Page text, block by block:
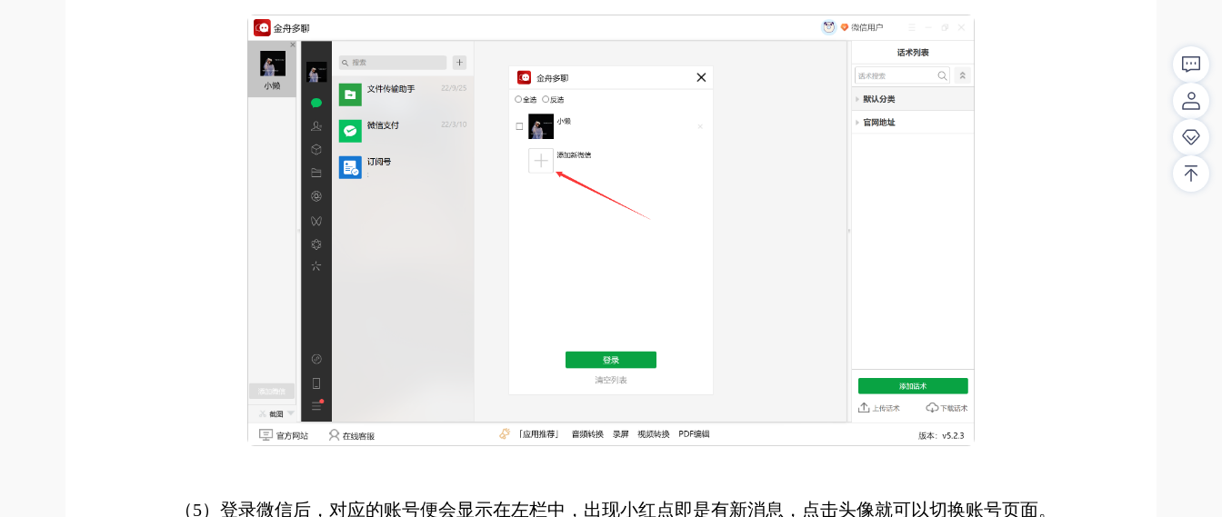
（5）登录微信后，对应的账号便会显示在左栏中，出现小红点即是有新消息，点击头像就可以切换账号页面。